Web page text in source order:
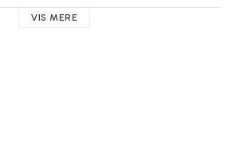
ved kassen,
VIS MERE